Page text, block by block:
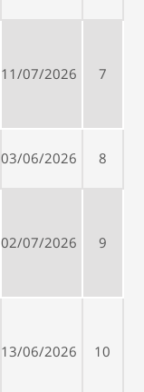
7
11/07/2026
8
03/06/2026
9
02/07/2026
10
13/06/2026